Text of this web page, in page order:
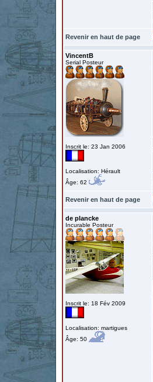
Revenir en haut de page
VincentB
Serial Posteur
Inscrit le: 23 Jan 2006
Localisation: Hérault
Âge: 62
Revenir en haut de page
de plancke
Incurable Posteur
Inscrit le: 18 Fév 2009
Localisation: martigues
Âge: 50